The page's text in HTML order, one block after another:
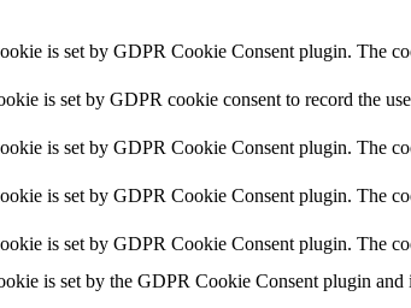
is set by GDPR Cookie Consent plugin. The
is set by GDPR cookie consent to record the
is set by GDPR Cookie Consent plugin. The
is set by GDPR Cookie Consent plugin. The
is set by GDPR Cookie Consent plugin. The
is set by the GDPR Cookie Consent plugin and